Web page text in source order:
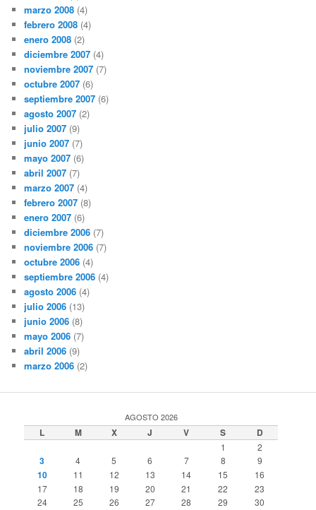
marzo 2008 (4)
febrero 2008 (4)
enero 2008 (2)
diciembre 2007 (4)
noviembre 2007 (7)
octubre 2007 (6)
septiembre 2007 (6)
agosto 2007 (2)
julio 2007 (9)
junio 2007 (7)
mayo 2007 (6)
abril 2007 (7)
marzo 2007 (4)
febrero 2007 (8)
enero 2007 (6)
diciembre 2006 (7)
noviembre 2006 (7)
octubre 2006 (4)
septiembre 2006 (4)
agosto 2006 (4)
julio 2006 (13)
junio 2006 (8)
mayo 2006 (7)
abril 2006 (9)
marzo 2006 (2)
AGOSTO 2026
L M X J V S D
1 2
3 4 5 6 7 8 9
10 11 12 13 14 15
16
17
18 19 20 21 22
23
24
25 26 27 28 29
30